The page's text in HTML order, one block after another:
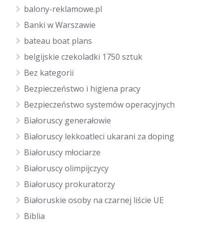
balony-reklamowe.pl
Banki w Warszawie
bateau boat plans
belgijskie czekoladki 1750 sztuk
Bez kategorii
Bezpieczeństwo i higiena pracy
Bezpieczeństwo systemów operacyjnych
Białoruscy generałowie
Białoruscy lekkoatleci ukarani za doping
Białoruscy młociarze
Białoruscy olimpijczycy
Białoruscy prokuratorzy
Białoruskie osoby na czarnej liście UE
Biblia